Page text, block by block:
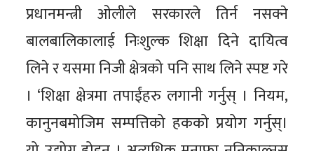
प्रधानमन्त्री ओलीले सरकारले तिर्न नसक्ने
बालबालिकालाई निःशुल्क शिक्षा दिने दायित्व
लिने र यसमा निजी क्षेत्रको पनि साथ लिने स्पष्ट गरे
। ‘शिक्षा क्षेत्रमा तपाईंहरु लगानी गर्नुस् । नियम,
कानुनबमोजिम सम्पत्तिको हकको प्रयोग गर्नुस्।